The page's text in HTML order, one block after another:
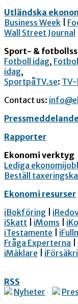
Utländska
Business Week
Wall Street Journal
Sport- &
Fotboll idag,
idag,
SportpåTV.se: TV-
Contact us:
Rapporter
Ekonomi verktyg
Lediga
Beställ
Ekonomi resurser
iBokföring
iSkatt
iMoms
iTestamente
Fråga Experterna
iMäklare
RSS
Nyheter